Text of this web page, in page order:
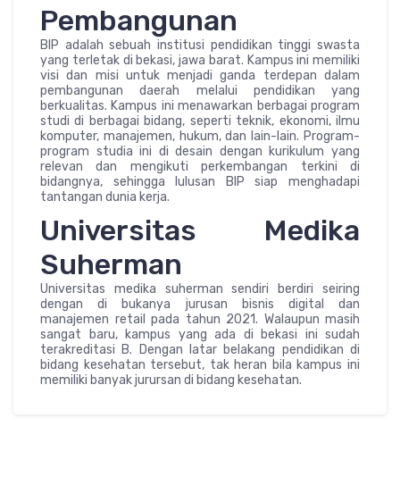
Pembangunan
BIP adalah sebuah institusi pendidikan tinggi swasta
yang terletak di bekasi, jawa barat. Kampus ini memiliki
visi dan misi untuk menjadi ganda terdepan dalam
pembangunan daerah melalui pendidikan yang
berkualitas. Kampus ini menawarkan berbagai program
studi di berbagai bidang, seperti teknik, ekonomi, ilmu
komputer, manajemen, hukum, dan lain-lain. Program-
program studia ini di desain dengan kurikulum yang
relevan dan mengikuti perkembangan terkini di
bidangnya, sehingga lulusan BIP siap menghadapi
tantangan dunia kerja.
Universitas Medika
Suherman
Universitas medika suherman sendiri berdiri seiring
dengan di bukanya jurusan bisnis digital dan
manajemen retail pada tahun 2021. Walaupun masih
sangat baru, kampus yang ada di bekasi ini sudah
terakreditasi B. Dengan latar belakang pendidikan di
bidang kesehatan tersebut, tak heran bila kampus ini
memiliki banyak jurursan di bidang kesehatan.